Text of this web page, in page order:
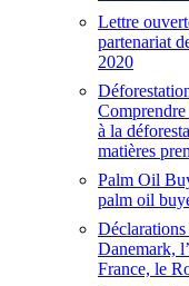
Lettre
partenariat
2020
Comprendre
à la
matières
Palm Oil
palm oil
Déclarations
Danemark,
France, le